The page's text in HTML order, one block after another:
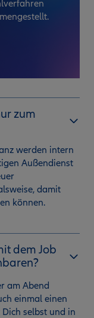
zum
werden intern
Außendienst
damit
können.
dem Job
am Abend
einmal einen
selbst und in